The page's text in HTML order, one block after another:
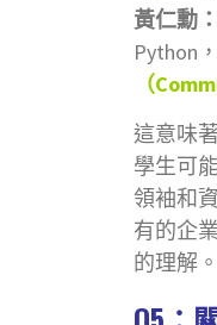
黃仁勳：
Python
（
這意味
學生可
領袖和
有的企
的理解。